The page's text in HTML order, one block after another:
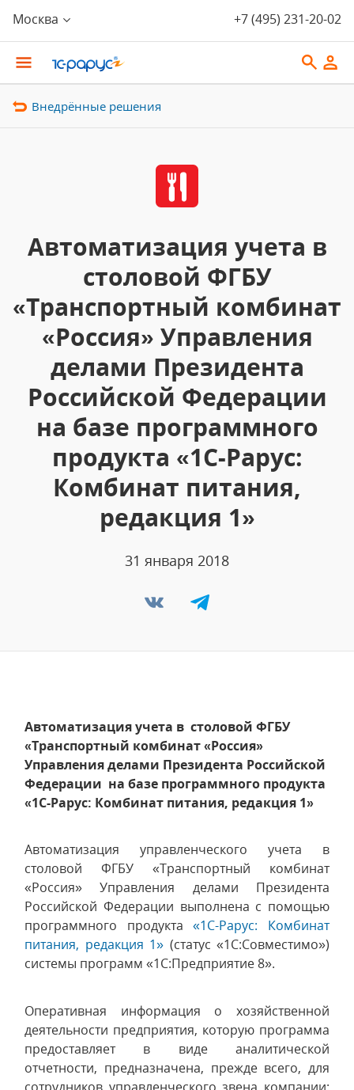
Москва +7 (495) 231-20-02
Внедрённые решения
Автоматизация учета в
столовой ФГБУ
«Транспортный комбинат
«Россия» Управления
делами Президента
Российской Федерации
на базе программного
продукта «1С-Рарус:
Комбинат питания,
редакция 1»
31 января 2018
Автоматизация учета в столовой ФГБУ
«Транспортный комбинат «Россия»
Управления делами Президента Российской
Федерации на базе программного продукта
«1С-Рарус: Комбинат питания, редакция 1»
Автоматизация управленческого учета в
столовой ФГБУ «Транспортный комбинат
«Россия» Управления делами Президента
Российской Федерации выполнена с помощью
программного продукта«1С-Рарус: Комбинат
питания, редакция 1» (статус «1С:Совместимо»)
системы программ «1С:Предприятие 8».
Оперативная информация о хозяйственной
деятельности предприятия, которую программа
предоставляет в виде аналитической
отчетности, предназначена, прежде всего, для